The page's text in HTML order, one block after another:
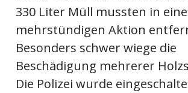
330 Liter Müll mussten in
mehrstündigen Aktion
Besonders schwer wiege die
Beschädigung mehrerer
Die Polizei wurde